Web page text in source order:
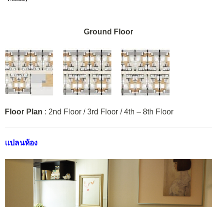
Ground Floor
Floor Plan : 2nd Floor / 3rd Floor / 4th – 8th Floor
แปลนห้อง